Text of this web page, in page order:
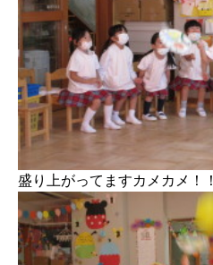
盛り上がってますカメカメ！！